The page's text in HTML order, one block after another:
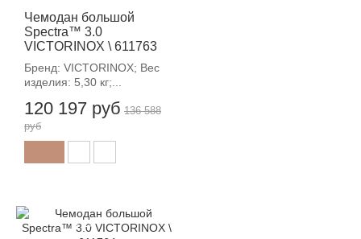
Чемодан большой
Spectra™ 3.0
VICTORINOX \ 611763
Бренд: VICTORINOX; Вес
изделия: 5,30 кг;...
120 197 руб 136 588
руб
-12%